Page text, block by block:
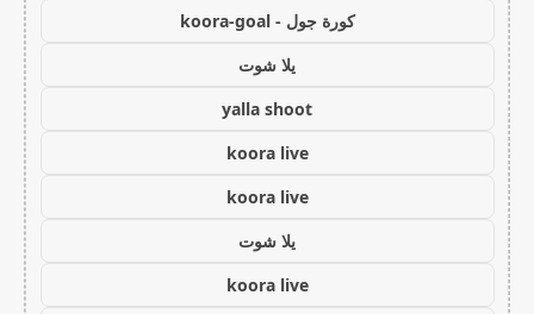
كورة جول - koora-goal
يلا شوت
yalla shoot
koora live
koora live
يلا شوت
koora live